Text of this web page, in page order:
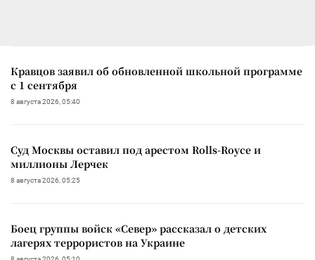
Кравцов заявил об обновленной школьной программе
с 1 сентября
8 августа 2026, 05:40
Суд Москвы оставил под арестом Rolls-Royce и
миллионы Лерчек
8 августа 2026, 05:25
Боец группы войск «Север» рассказал о детских
лагерях террористов на Украине